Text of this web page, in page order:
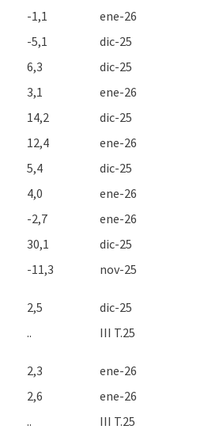
-1,1
ene-26
-5,1
dic-25
6,3
dic-25
3,1
ene-26
14,2
dic-25
12,4
ene-26
5,4
dic-25
4,0
ene-26
-2,7
ene-26
30,1
dic-25
-11,3 nov-25
2,5
dic-25
.. III T.25
2,3
ene-26
2,6
ene-26
..
III T.25